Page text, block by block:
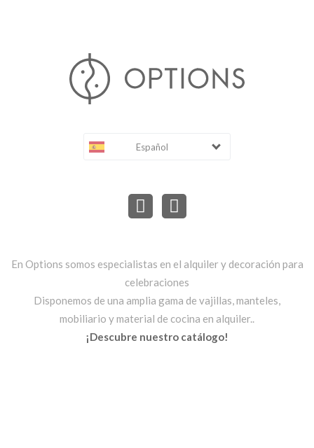
Español
En Options somos especialistas en el alquiler y decoración para
celebraciones
Disponemos de una amplia gama de vajillas, manteles,
mobiliario y material de cocina en alquiler..
¡Descubre nuestro catálogo!